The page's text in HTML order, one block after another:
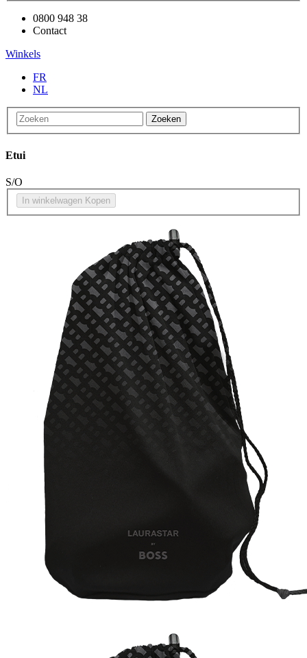
0800 948 38
Contact
Winkels
FR
NL
Zoeken
Etui
S/O
In winkelwagen Kopen